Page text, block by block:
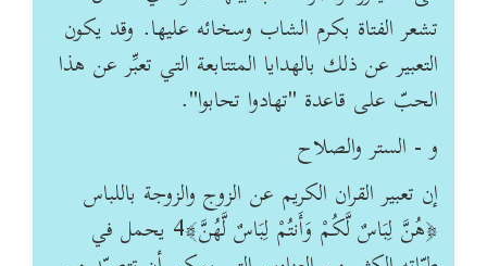
تشعر الفتاة بكرم الشاب وسخائه عليها. وقد يكون
التعبير عن ذلك بالهدايا المتتابعة التي تعبِّر عن هذا
الحبّ على قاعدة "تهادوا تحابوا".
و - الستر والصلاح
إن تعبير القران الكريم عن الزوج والزوجة باللباس
﴿هُنَّ لِبَاسٌ لَّكُمْ وَأَنتُمْ لِبَاسٌ لَّهُنَّ﴾4 يحمل في